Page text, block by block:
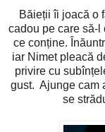
Băieții îi joacă o
cadou pe care să-l
ce conține.
iar Nimet pleacă
privire cu
gust. Ajunge cam
se